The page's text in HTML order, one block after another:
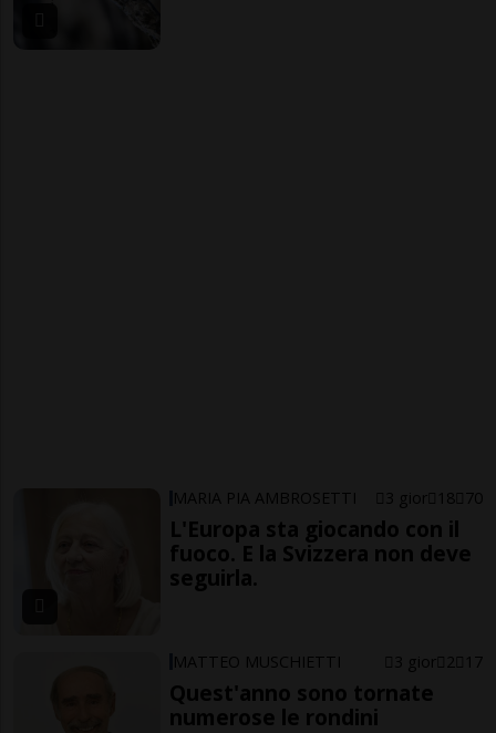
MARIA PIA AMBROSETTI 3 gior 18 70
L'Europa sta giocando con il
fuoco. E la Svizzera non deve
seguirla.
MATTEO MUSCHIETTI 3 gior 2 17
Quest'anno sono tornate
numerose le rondini